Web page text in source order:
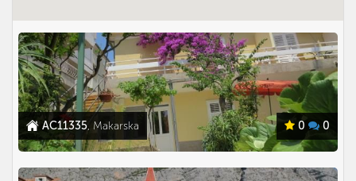
AC11335, Makarska 0 0